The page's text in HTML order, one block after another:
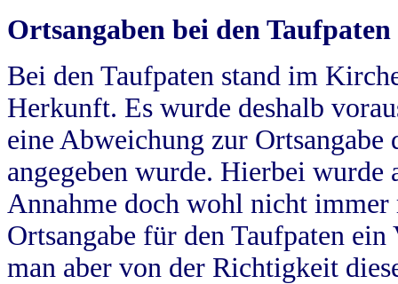
Ortsangaben bei den Taufpaten
Bei den Taufpaten stand im
Herkunft. Es wurde deshalb
eine Abweichung zur
angegeben wurde. Hierbei wurde
Annahme doch wohl nicht
Ortsangabe für den Taufpaten
man aber von der Richtigkeit